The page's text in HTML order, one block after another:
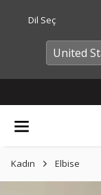
Dil Seç
Kadın Elbise